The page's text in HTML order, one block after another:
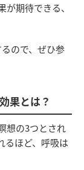
期待できる、
ので、ぜひ参
果とは？
想の3つとされ
るほど、呼吸は